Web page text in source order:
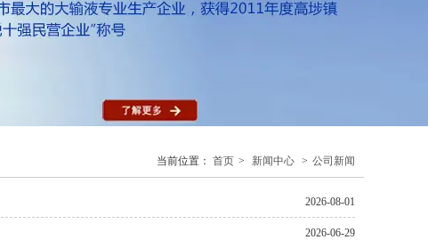
当前位置： 首页 > 新闻中心 > 公司新闻
2026-08-01
2026-06-29